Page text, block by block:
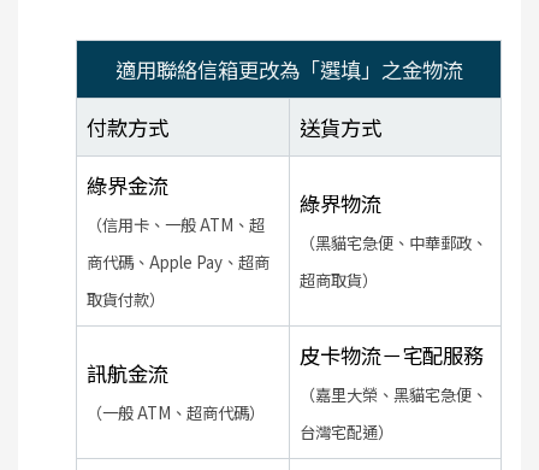
適用聯絡信箱更改為「選填」之金物流
付款方式
送貨方式
綠界金流
（信用卡、一般 ATM、超
商代碼、Apple Pay、超商
取貨付款）
綠界物流
（黑貓宅急便、中華郵政、
超商取貨）
訊航金流
（一般 ATM、超商代碼）
皮卡物流－宅配服務
（嘉里大榮、黑貓宅急便、
台灣宅配通）